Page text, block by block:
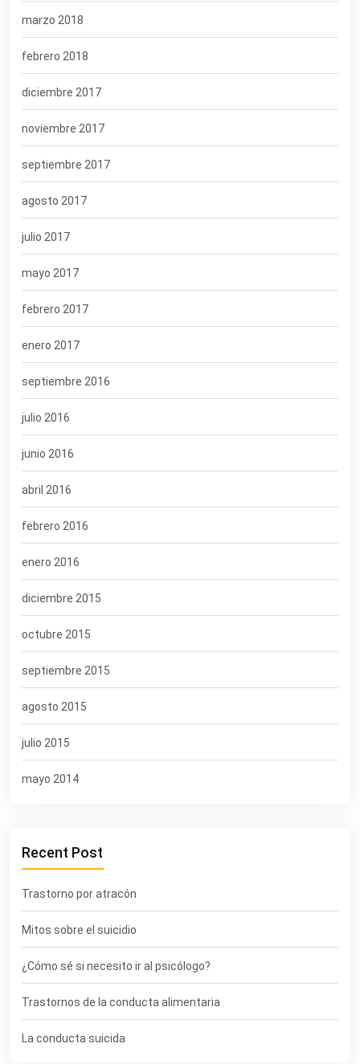
marzo 2018
febrero 2018
diciembre 2017
noviembre 2017
septiembre 2017
agosto 2017
julio 2017
mayo 2017
febrero 2017
enero 2017
septiembre 2016
julio 2016
junio 2016
abril 2016
febrero 2016
enero 2016
diciembre 2015
octubre 2015
septiembre 2015
agosto 2015
julio 2015
mayo 2014
Recent Post
Trastorno por atracón
Mitos sobre el suicidio
¿Cómo sé si necesito ir al psicólogo?
Trastornos de la conducta alimentaria
La conducta suicida